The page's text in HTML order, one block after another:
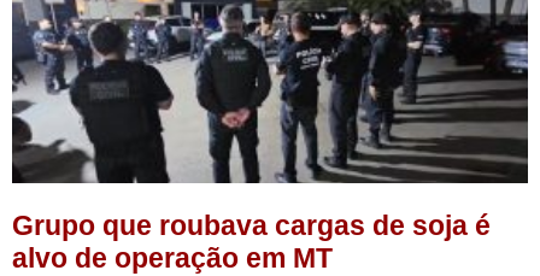
Grupo que roubava cargas de soja é
alvo de operação em MT